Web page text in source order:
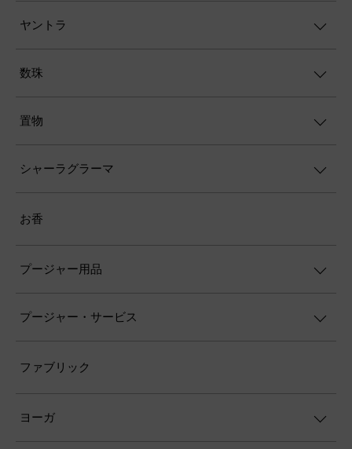
ヤントラ
数珠
置物
シャーラグラーマ
お香
プージャー用品
プージャー・サービス
ファブリック
ヨーガ